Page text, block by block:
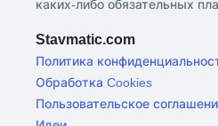
каких-либо обязательных
Stavmatic.com
Политика
Обработка Cookies
Пользовательское